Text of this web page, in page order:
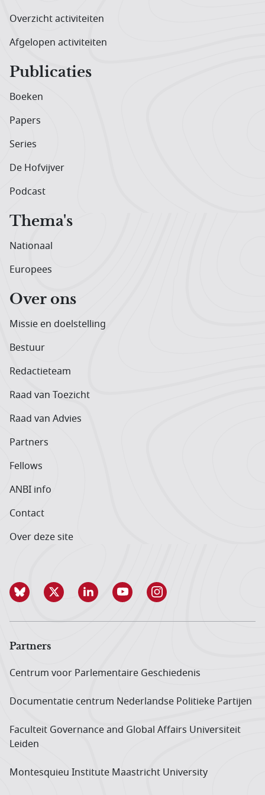
Overzicht activiteiten
Afgelopen activiteiten
Publicaties
Boeken
Papers
Series
De Hofvijver
Podcast
Thema's
Nationaal
Europees
Over ons
Missie en doelstelling
Bestuur
Redactieteam
Raad van Toezicht
Raad van Advies
Partners
Fellows
ANBI info
Contact
Over deze site
Partners
Centrum voor Parlementaire Geschiedenis
Documentatie centrum Neder­landse Politieke Partijen
Faculteit Governance and Global Affairs Universiteit
Leiden
Montesquieu Institute Maastricht University